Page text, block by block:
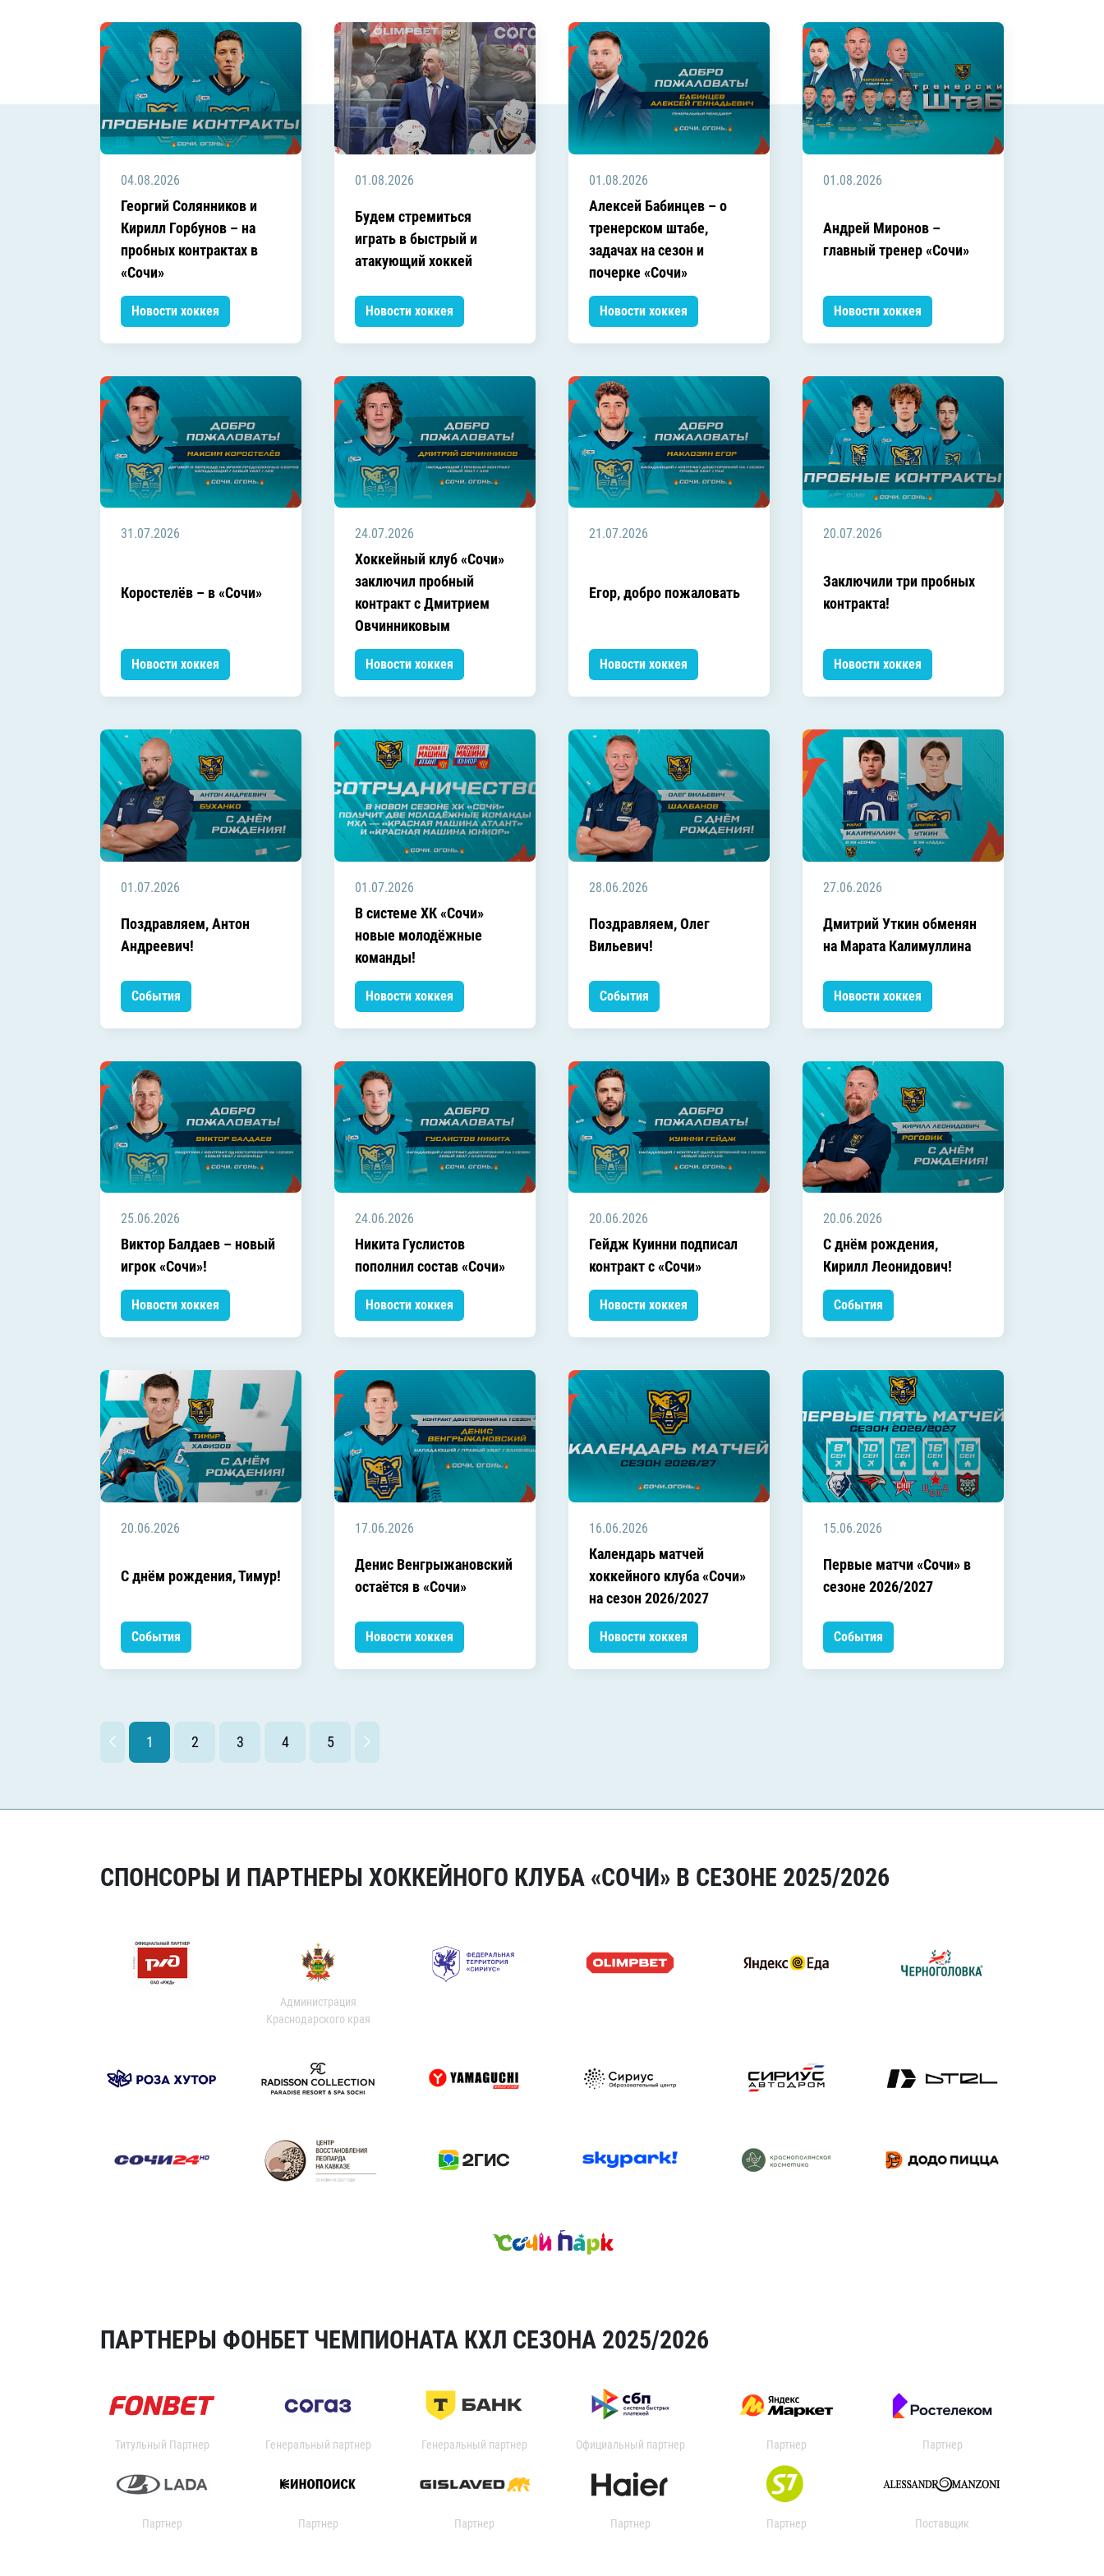
Северсталь
ЦСКА
Шанхайские Драконы
Барыс
Салават Юлаев
Сибирь
04.08.2026
Георгий Солянников и
Кирилл Горбунов – на
пробных контрактах в
«Сочи»
Новости хоккея
01.08.2026
Будем стремиться
играть в быстрый и
атакующий хоккей
Новости хоккея
01.08.2026
Алексей Бабинцев – о
тренерском штабе,
задачах на сезон и
почерке «Сочи»
Новости хоккея
01.08.2026
Андрей Миронов –
главный тренер «Сочи»
Новости хоккея
31.07.2026
Коростелёв – в «Сочи»
Новости хоккея
24.07.2026
Хоккейный клуб «Сочи»
заключил пробный
контракт с Дмитрием
Овчинниковым
Новости хоккея
21.07.2026
Егор, добро пожаловать
Новости хоккея
20.07.2026
Заключили три пробных
контракта!
Новости хоккея
01.07.2026
Поздравляем, Антон
Андреевич!
События
01.07.2026
В системе ХК «Сочи»
новые молодёжные
команды!
Новости хоккея
28.06.2026
Поздравляем, Олег
Вильевич!
События
27.06.2026
Дмитрий Уткин обменян
на Марата Калимуллина
Новости хоккея
25.06.2026
Виктор Балдаев – новый
игрок «Сочи»!
Новости хоккея
24.06.2026
Никита Гуслистов
пополнил состав «Сочи»
Новости хоккея
20.06.2026
Гейдж Куинни подписал
контракт с «Сочи»
Новости хоккея
20.06.2026
C днём рождения,
Кирилл Леонидович!
События
20.06.2026
C днём рождения, Тимур!
События
17.06.2026
Денис Венгрыжановский
остаётся в «Сочи»
Новости хоккея
16.06.2026
Календарь матчей
хоккейного клуба «Сочи»
на сезон 2026/2027
Новости хоккея
15.06.2026
Первые матчи «Сочи» в
сезоне 2026/2027
События
1 2 3 4 5
СПОНСОРЫ И ПАРТНЕРЫ ХОККЕЙНОГО КЛУБА «СОЧИ» В СЕЗОНЕ 2025/2026
Администрация
Краснодарского края
ПАРТНЕРЫ ФОНБЕТ ЧЕМПИОНАТА КХЛ СЕЗОНА 2025/2026
Титульный Партнер Генеральный партнер Генеральный партнер Официальный партнер Партнер Партнер
Партнер Партнер Партнер Партнер Партнер Поставщик